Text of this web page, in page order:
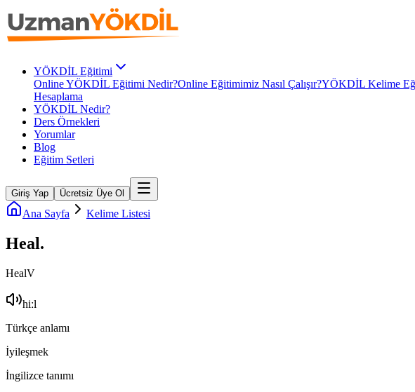
YÖKDİL Eğitimi
Online YÖKDİL Eğitimi Nedir?Online Eğitimimiz Nasıl Çalışır?YÖKDİL Kelime
Hesaplama
YÖKDİL Nedir?
Ders Örnekleri
Yorumlar
Blog
Eğitim Setleri
Giriş Yap Ücretsiz Üye Ol
Ana Sayfa Kelime Listesi
Heal.
HealV
hiːl
Türkçe anlamı
İyileşmek
İngilizce tanımı